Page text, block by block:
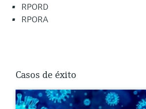
RPORD
RPORA
Casos de éxito